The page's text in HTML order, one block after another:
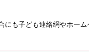
も子ども連絡網やホーム